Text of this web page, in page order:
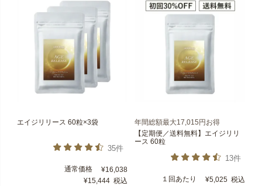
エイジリリース 60粒×3袋
35件
通常価格 ¥16,038
¥15,444 税込
年間総額最大17,015円お得
【定期便／送料無料】エイジリリ
ース 60粒
13件
１回あたり ¥5,025 税込